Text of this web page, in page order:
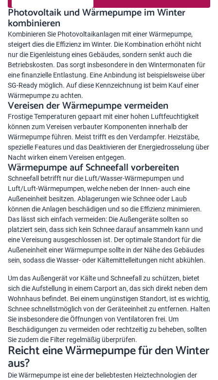
Photovoltaik und Wärmepumpe im Winter
kombinieren
Kombinieren Sie Photovoltaikanlagen mit einer Wärmepumpe,
steigert dies die Effizienz im Winter. Die Kombination erhöht nicht
nur die Eigenleistung eines Gebäudes, sondern senkt auch die
Betriebskosten. Das sorgt insbesondere in den Wintermonaten für
eine finanzielle Entlastung. Eine Anbindung ist beispielsweise über
SG-Ready möglich. Auf diese Kennzeichnung ist beim Kauf einer
Wärmepumpe zu achten.
Vereisen der Wärmepumpe vermeiden
Frostige Temperaturen gepaart mit einer hohen Luftfeuchtigkeit
können zum Vereisen verbauter Komponenten innerhalb der
Wärmepumpe führen. Meist trifft es den Verdampfer. Heizstäbe,
spezielle Features und das Deaktivieren der Energiedrosselung über
Nacht wirken einem Vereisen entgegen.
Wärmepumpe auf Schneefall vorbereiten
Schneefall betrifft nur die Luft/Wasser-Wärmepumpen und
Luft/Luft-Wärmepumpen, welche neben der Innen- auch eine
Außeneinheit besitzen. Ablagerungen wie Schnee oder Laub
können die Anlagen beschädigen und so die Effizienz minimieren.
Das lässt sich einfach vermeiden: Die Außengeräte sollten so
platziert sein, dass sich kein Schnee darauf ansammeln kann und
eine Vereisung ausgeschlossen ist. Der optimale Standort für die
Außeneinheit einer Wärmepumpe sollte in der Nähe des Gebäudes
sein, sodass die Wasser- oder Kältemittelleitungen nicht abkühlen.
Um das Außengerät vor Kälte und Schneefall zu schützen, bietet
sich die Aufstellung in einem Carport an, das sich direkt neben dem
Wohnhaus befindet. Bei einem ungünstigen Standort, ist es wichtig,
Schnee schnellstmöglich von der Geräteeinheit zu entfernen. Halten
Sie insbesondere die Öffnungen von Ventilatoren frei. Um
Beschädigungen zu vermeiden oder rechtzeitig zu beheben, sollten
Sie zudem die Filter regelmäßig überprüfen.
Reicht eine Wärmepumpe für den Winter
aus?
Die Wärmepumpe ist eine der beliebtesten Heiztechnologien der